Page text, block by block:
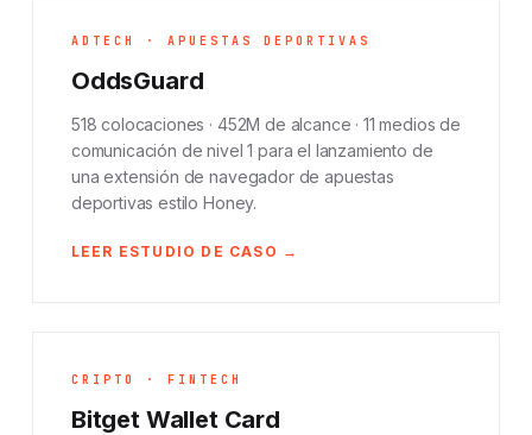
ADTECH · APUESTAS DEPORTIVAS
OddsGuard
518 colocaciones · 452M de alcance · 11 medios de
comunicación de nivel 1 para el lanzamiento de
una extensión de navegador de apuestas
deportivas estilo Honey.
LEER ESTUDIO DE CASO →
CRIPTO · FINTECH
Bitget Wallet Card